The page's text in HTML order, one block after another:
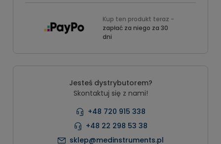
Kup ten produkt teraz -
zapłać za niego za 30
dni
Jesteś dystrybutorem?
Skontaktuj się z nami!
+48 720 915 338
+48 22 298 53 38
sklep@medinstruments.pl